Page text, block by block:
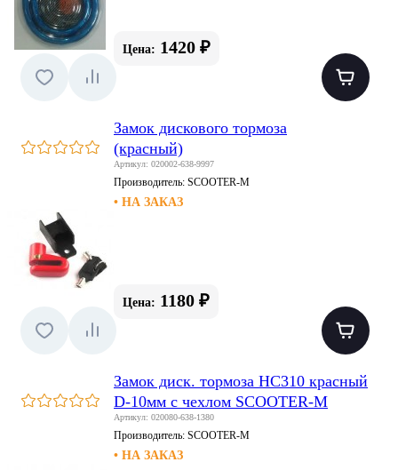
Цена: 1420 ₽
Замок дискового тормоза
(красный)
Артикул: 020002-638-9997
Производитель: SCOOTER-M
• НА ЗАКАЗ
Цена: 1180 ₽
Замок диск. тормоза HC310 красный
D-10мм с чехлом SCOOTER-M
Артикул: 020080-638-1380
Производитель: SCOOTER-M
• НА ЗАКАЗ